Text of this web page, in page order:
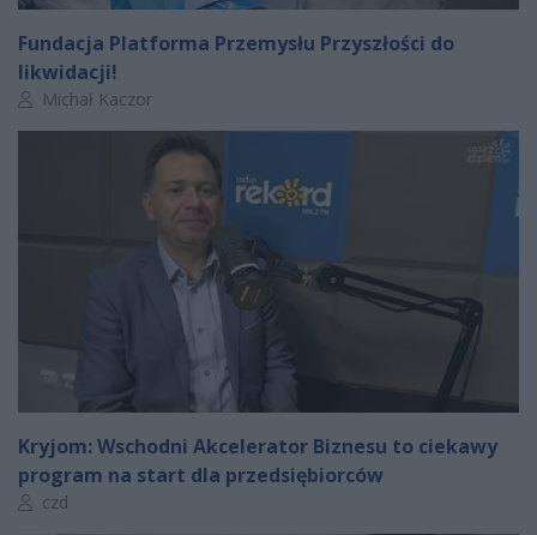
Fundacja Platforma Przemysłu Przyszłości do
likwidacji!
Autor artykułu:
Michał Kaczor
Kryjom: Wschodni Akcelerator Biznesu to ciekawy
program na start dla przedsiębiorców
Autor artykułu:
czd